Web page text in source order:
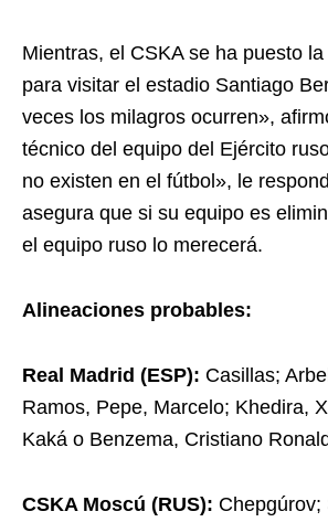
Mientras, el CSKA se ha puesto
para visitar el estadio Santiago
veces los milagros ocurren»,
técnico del equipo del Ejército
no existen en el fútbol», le
asegura que si su equipo es
el equipo ruso lo merecerá.
Alineaciones probables:
Real Madrid (ESP): Casillas;
Ramos, Pepe, Marcelo; Khedira,
Kaká o Benzema, Cristiano
CSKA Moscú (RUS): Chepgúrov;